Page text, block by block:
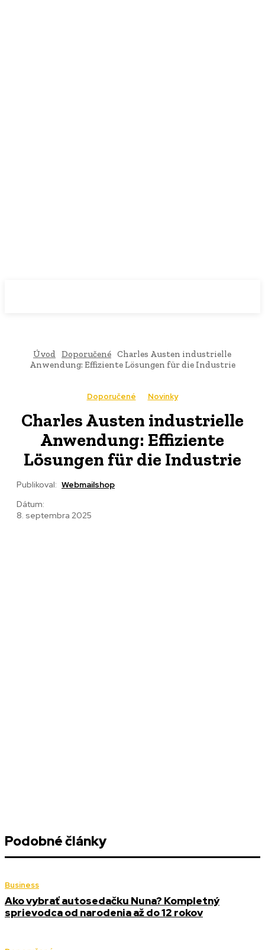
Úvod Doporučené Charles Austen industrielle
Anwendung: Effiziente Lösungen für die Industrie
Doporučené Novinky
Charles Austen industrielle
Anwendung: Effiziente
Lösungen für die Industrie
Publikoval: Webmailshop
Dátum:
8. septembra 2025
Podobné články
Business
Ako vybrať autosedačku Nuna? Kompletný
sprievodca od narodenia až do 12 rokov